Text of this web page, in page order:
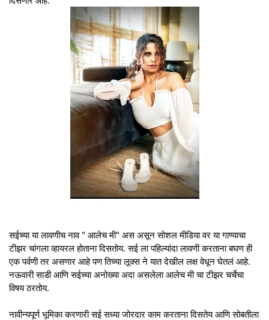
सईच्या या लावणीच नाव " आलेच मी" अस असून सोशल मीडिया वर या गाण्याचा
टीझर चांगला व्हायरल होताना दिसतोय. सई ला पहिल्यांदा लावणी करताना बघण ही
एक पर्वणी तर असणार आहे पण तिच्या लूक्स ने यात देखील लक्ष वेधून घेतलं आहे.
नऊवारी साडी आणि सईच्या अनोख्या अदा असलेला आलेच मी चा टीझर चर्चेचा
विषय ठरतोय.
नावीन्यपूर्ण भूमिका करणारी सई सध्या जोरदार काम करताना दिसतेय आणि सोबतीला